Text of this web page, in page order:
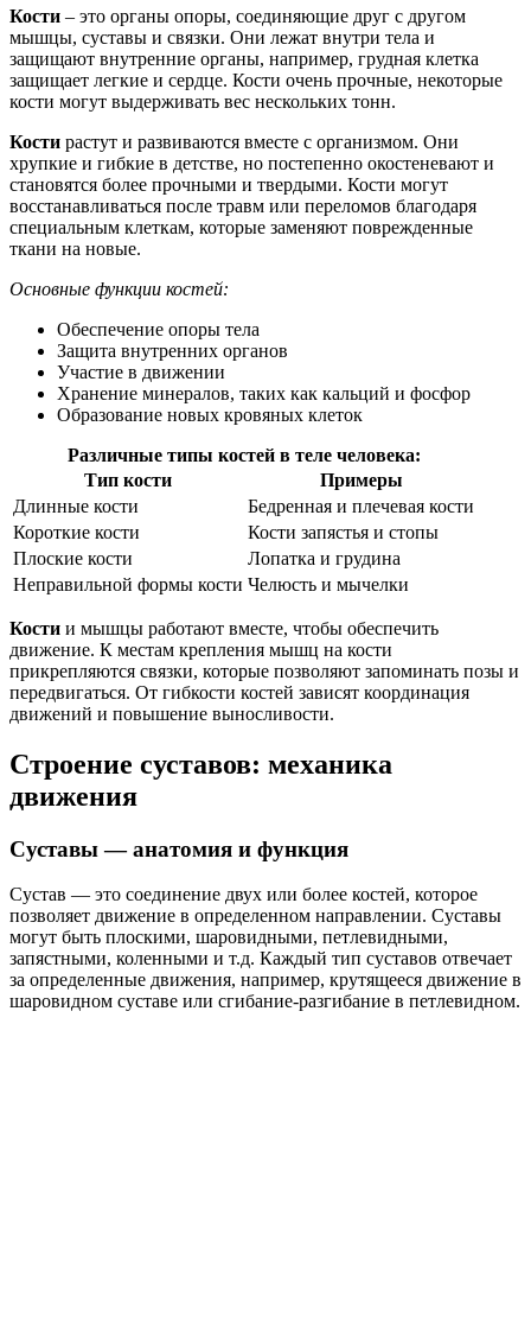
Кости – это органы опоры, соединяющие друг с другом
мышцы, суставы и связки. Они лежат внутри тела и
защищают внутренние органы, например, грудная клетка
защищает легкие и сердце. Кости очень прочные, некоторые
кости могут выдерживать вес нескольких тонн.
Кости растут и развиваются вместе с организмом. Они
хрупкие и гибкие в детстве, но постепенно окостеневают и
становятся более прочными и твердыми. Кости могут
восстанавливаться после травм или переломов благодаря
специальным клеткам, которые заменяют поврежденные
ткани на новые.
Основные функции костей:
Обеспечение опоры тела
Защита внутренних органов
Участие в движении
Хранение минералов, таких как кальций и фосфор
Образование новых кровяных клеток
Различные типы костей в теле человека:
Тип кости
Примеры
Длинные кости
Бедренная и плечевая кости
Короткие кости
Кости запястья и стопы
Плоские кости
Лопатка и грудина
Неправильной формы кости Челюсть и мычелки
Кости и мышцы работают вместе, чтобы обеспечить
движение. К местам крепления мышц на кости
прикрепляются связки, которые позволяют запоминать позы и
передвигаться. От гибкости костей зависят координация
движений и повышение выносливости.
Строение суставов: механика
движения
Суставы — анатомия и функция
Сустав — это соединение двух или более костей, которое
позволяет движение в определенном направлении. Суставы
могут быть плоскими, шаровидными, петлевидными,
запястными, коленными и т.д. Каждый тип суставов отвечает
за определенные движения, например, крутящееся движение в
шаровидном суставе или сгибание-разгибание в петлевидном.